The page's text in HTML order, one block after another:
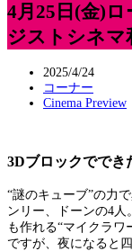
4月25日(金)
ジストシネマ
2025/4/24
コーナー
Cinema Preview
3Dブロックででき
“謎のキューブ”の力
ンリー、ドーンの4
も作れる“マイクラ
ですが、夜になると